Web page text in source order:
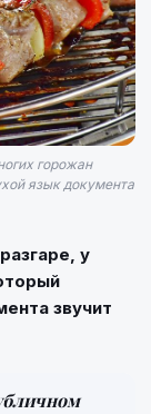
горожан
язык документа
у
звучит